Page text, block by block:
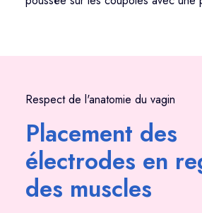
Respect de l'anatomie du vagin
Placement des
électrodes en
des muscles